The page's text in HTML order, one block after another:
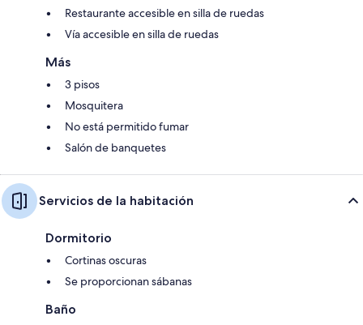
Restaurante accesible en silla de ruedas
Vía accesible en silla de ruedas
Más
3 pisos
Mosquitera
No está permitido fumar
Salón de banquetes
Servicios de la habitación
Dormitorio
Cortinas oscuras
Se proporcionan sábanas
Baño